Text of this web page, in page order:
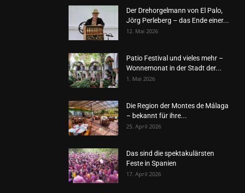
Der Drehorgelmann von El Palo,
Jörg Perleberg – das Ende einer...
12. Mai 2026
Patio Festival und vieles mehr –
Wonnemonat in der Stadt der...
1. Mai 2026
Die Region der Montes de Málaga
– bekannt für ihre...
25. April 2026
Das sind die spektakulärsten
Feste in Spanien
17. April 2026